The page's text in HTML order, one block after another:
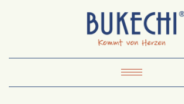
Pinterest
Mail
To
Bukechi
Impressum Datenschutz
Toggle